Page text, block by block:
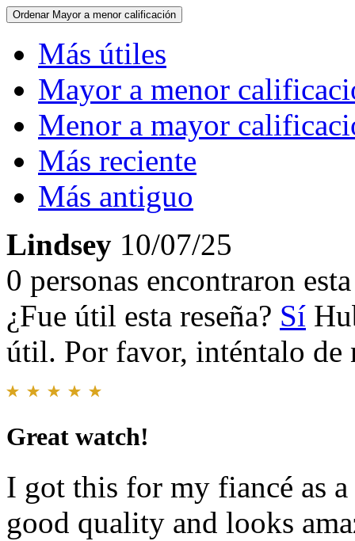
Ordenar Mayor a menor calificación
Más útiles
Mayor a menor
Menor a mayor
Más reciente
Más antiguo
Lindsey 10/07/25
0 personas encontraron
¿Fue útil esta reseña? Sí
útil. Por favor, inténtalo de
Great watch!
I got this for my fiancé as
good quality and looks